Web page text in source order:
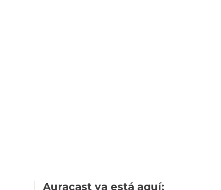
Auracast ya está aquí;